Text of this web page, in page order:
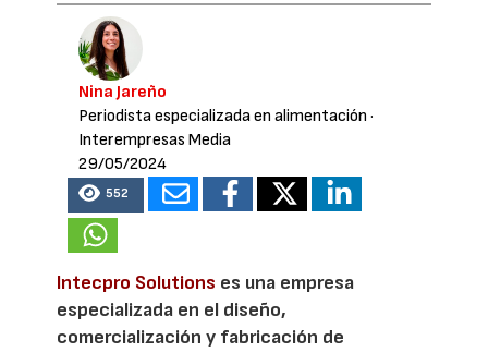
Nina Jareño
Periodista especializada en alimentación ·
Interempresas Media
29/05/2024
552
Intecpro Solutions es una empresa
especializada en el diseño,
comercialización y fabricación de